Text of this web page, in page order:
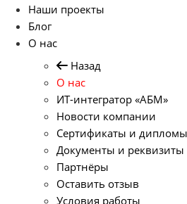
Наши проекты
Блог
О нас
Назад
О нас
ИТ-интегратор «АБМ»
Новости компании
Сертификаты и дипломы
Документы и реквизиты
Партнёры
Оставить отзыв
Условия работы